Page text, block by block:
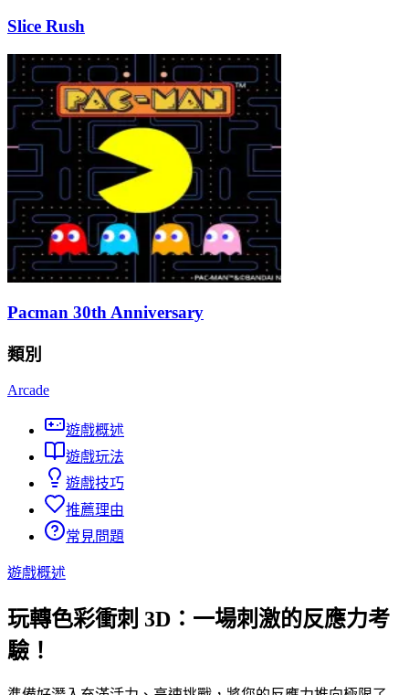
Slice Rush
Pacman 30th Anniversary
類別
Arcade
遊戲概述
遊戲玩法
遊戲技巧
推薦理由
常見問題
遊戲概述
玩轉色彩衝刺 3D：一場刺激的反應力考
驗！